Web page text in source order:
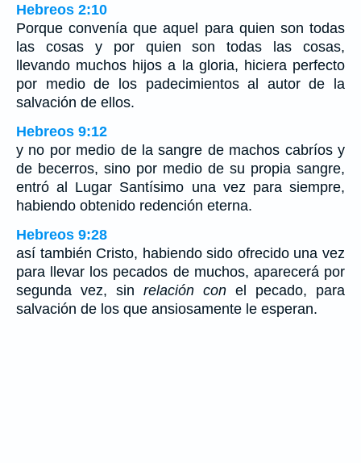
Hebreos 2:10
Porque convenía que aquel para quien son todas
las cosas y por quien son todas las cosas,
llevando muchos hijos a la gloria, hiciera perfecto
por medio de los padecimientos al autor de la
salvación de ellos.
Hebreos 9:12
y no por medio de la sangre de machos cabríos y
de becerros, sino por medio de su propia sangre,
entró al Lugar Santísimo una vez para siempre,
habiendo obtenido redención eterna.
Hebreos 9:28
así también Cristo, habiendo sido ofrecido una vez
para llevar los pecados de muchos, aparecerá por
segunda vez, sin relación con el pecado, para
salvación de los que ansiosamente le esperan.